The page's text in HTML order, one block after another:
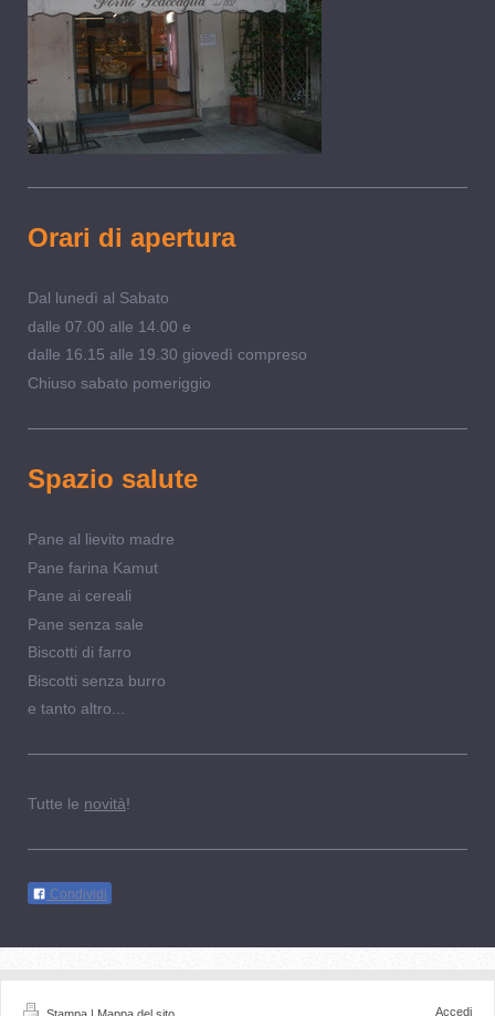
Orari di apertura
Dal lunedì al Sabato
dalle 07.00 alle 14.00 e
dalle 16.15 alle 19.30 giovedì compreso
Chiuso sabato pomeriggio
Spazio salute
Pane al lievito madre
Pane farina Kamut
Pane ai cereali
Pane senza sale
Biscotti di farro
Biscotti senza burro
e tanto altro...
Tutte le novità!
Condividi
Accedi